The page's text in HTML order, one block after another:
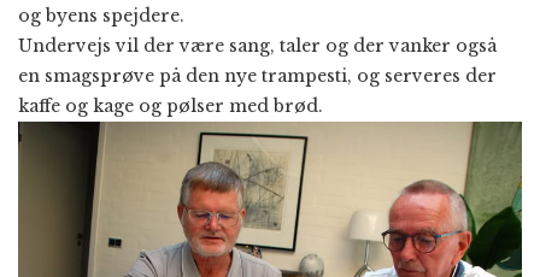
og byens spejdere.
Undervejs vil der være sang, taler og der vanker også
en smagsprøve på den nye trampesti, og serveres der
kaffe og kage og pølser med brød.